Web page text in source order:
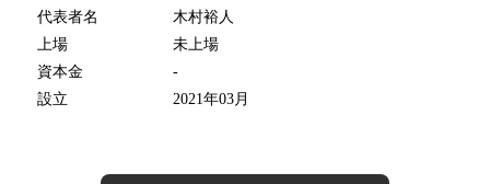
代表者名
木村裕人
上場
未上場
資本金
-
設立
2021年03月